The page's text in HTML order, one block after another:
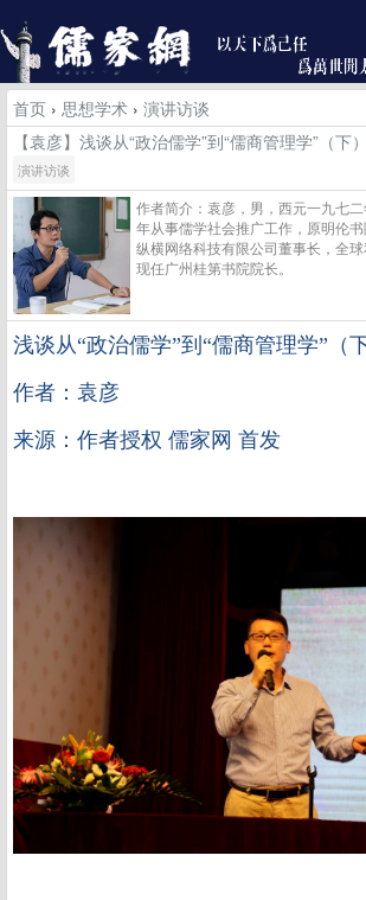
首页 › 思想学术 › 演讲访谈
【袁彦】浅谈从“政治儒学”到“儒商管理学”（下）
演讲访谈
作者简介：袁彦，男，西元一九七
年从事儒学社会推广工作，原明伦
纵横网络科技有限公司董事长，全
现任广州桂第书院院长。
浅谈从“政治儒学”到“儒商管理学”（下
作者：袁彦
来源：作者授权 儒家网 首发